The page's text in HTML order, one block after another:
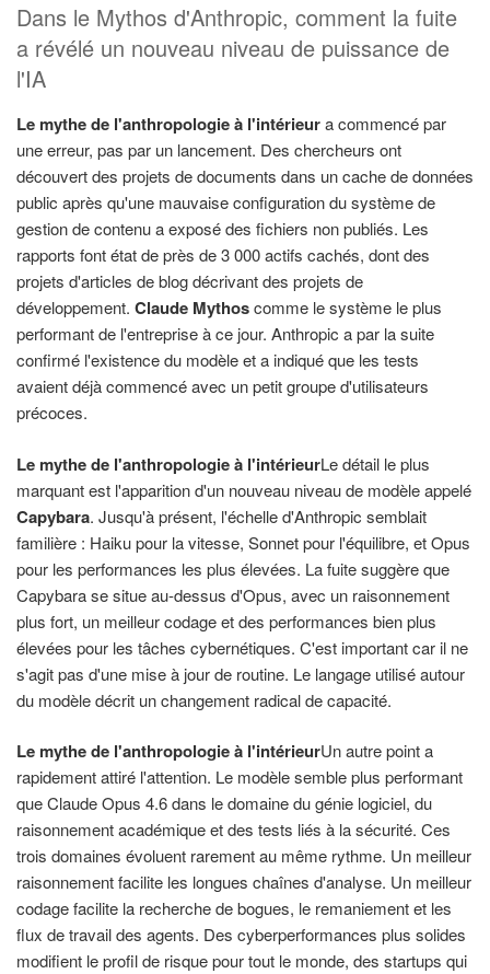
Dans le Mythos d'Anthropic, comment la fuite
a révélé un nouveau niveau de puissance de
l'IA
Le mythe de l'anthropologie à l'intérieura commencé par
une erreur, pas par un lancement. Des chercheurs ont
découvert des projets de documents dans un cache de données
public après qu'une mauvaise configuration du système de
gestion de contenu a exposé des fichiers non publiés. Les
rapports font état de près de 3 000 actifs cachés, dont des
projets d'articles de blog décrivant des projets de
développement. Claude Mythoscomme le système le plus
performant de l'entreprise à ce jour. Anthropic a par la suite
confirmé l'existence du modèle et a indiqué que les tests
avaient déjà commencé avec un petit groupe d'utilisateurs
précoces.
Le mythe de l'anthropologie à l'intérieurLe détail le plus
marquant est l'apparition d'un nouveau niveau de modèle appelé
Capybara. Jusqu'à présent, l'échelle d'Anthropic semblait
familière : Haiku pour la vitesse, Sonnet pour l'équilibre, et Opus
pour les performances les plus élevées. La fuite suggère que
Capybara se situe au-dessus d'Opus, avec un raisonnement
plus fort, un meilleur codage et des performances bien plus
élevées pour les tâches cybernétiques. C'est important car il ne
s'agit pas d'une mise à jour de routine. Le langage utilisé autour
du modèle décrit un changement radical de capacité.
Le mythe de l'anthropologie à l'intérieurUn autre point a
rapidement attiré l'attention. Le modèle semble plus performant
que Claude Opus 4.6 dans le domaine du génie logiciel, du
raisonnement académique et des tests liés à la sécurité. Ces
trois domaines évoluent rarement au même rythme. Un meilleur
raisonnement facilite les longues chaînes d'analyse. Un meilleur
codage facilite la recherche de bogues, le remaniement et les
flux de travail des agents. Des cyberperformances plus solides
modifient le profil de risque pour tout le monde, des startups qui